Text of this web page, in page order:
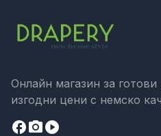
Онлайн магазин за
изгодни цени с немско
facebookcamera_altplay_circle